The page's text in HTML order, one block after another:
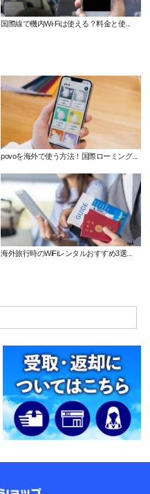
国際線で機内Wi-Fiは使える？料金と使...
povoを海外で使う方法！国際ローミング...
海外旅行時のWiFiレンタルおすすめ3選...